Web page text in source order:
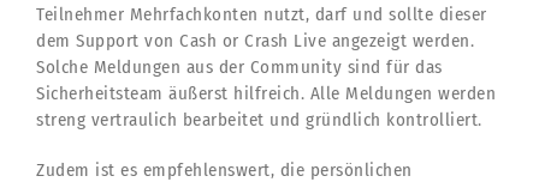
Teilnehmer Mehrfachkonten nutzt, darf und sollte dieser
dem Support von Cash or Crash Live angezeigt werden.
Solche Meldungen aus der Community sind für das
Sicherheitsteam äußerst hilfreich. Alle Meldungen werden
streng vertraulich bearbeitet und gründlich kontrolliert.
Zudem ist es empfehlenswert, die persönlichen